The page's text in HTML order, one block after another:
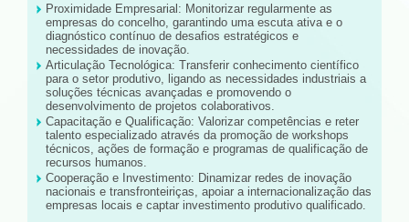
Proximidade Empresarial: Monitorizar regularmente as
empresas do concelho, garantindo uma escuta ativa e o
diagnóstico contínuo de desafios estratégicos e
necessidades de inovação.
Articulação Tecnológica: Transferir conhecimento científico
para o setor produtivo, ligando as necessidades industriais a
soluções técnicas avançadas e promovendo o
desenvolvimento de projetos colaborativos.
Capacitação e Qualificação: Valorizar competências e reter
talento especializado através da promoção de workshops
técnicos, ações de formação e programas de qualificação de
recursos humanos.
Cooperação e Investimento: Dinamizar redes de inovação
nacionais e transfronteiriças, apoiar a internacionalização das
empresas locais e captar investimento produtivo qualificado.